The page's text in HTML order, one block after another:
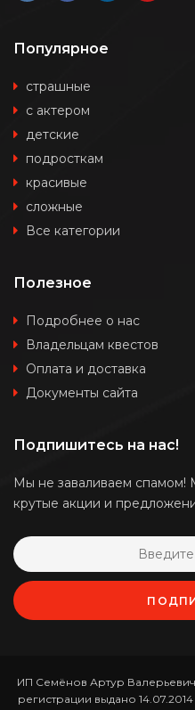
Популярное
страшные
с актером
детские
подросткам
красивые
сложные
Все категории
Полезное
Подробнее о нас
Владельцам квестов
Оплата и доставка
Документы сайта
Подпишитесь на нас!
Мы не заваливаем
крутые акции и
ИП Семёнов Артур
регистрации выдано